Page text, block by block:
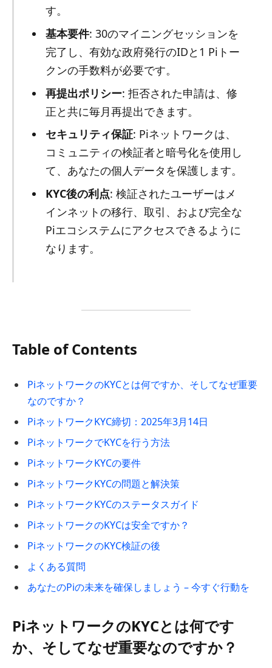
す。
基本要件: 30のマイニングセッションを
完了し、有効な政府発行のIDと1 Piトー
クンの手数料が必要です。
再提出ポリシー: 拒否された申請は、修
正と共に毎月再提出できます。
セキュリティ保証: Piネットワークは、
コミュニティの検証者と暗号化を使用し
て、あなたの個人データを保護します。
KYC後の利点: 検証されたユーザーはメ
インネットの移行、取引、および完全な
Piエコシステムにアクセスできるように
なります。
Table of Contents
PiネットワークのKYCとは何ですか、そしてなぜ重要
なのですか？
PiネットワークKYC締切：2025年3月14日
PiネットワークでKYCを行う方法
PiネットワークKYCの要件
PiネットワークKYCの問題と解決策
PiネットワークKYCのステータスガイド
PiネットワークのKYCは安全ですか？
PiネットワークのKYC検証の後
よくある質問
あなたのPiの未来を確保しましょう – 今すぐ行動を
PiネットワークのKYCとは何です
か、そしてなぜ重要なのですか？